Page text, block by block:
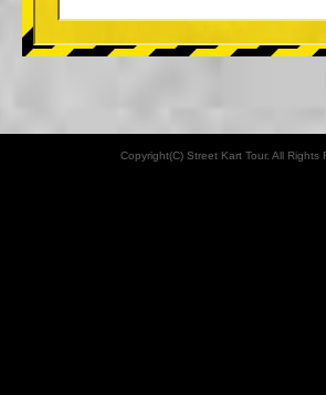
Copyright(C) Street Kart Tour. All Rights